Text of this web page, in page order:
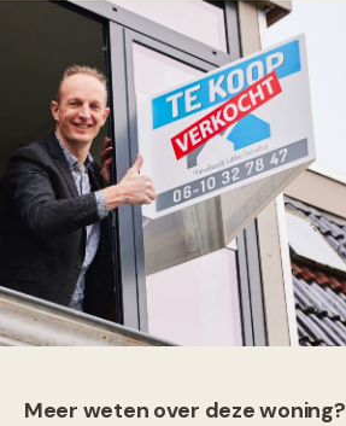
Meer weten over deze woning?